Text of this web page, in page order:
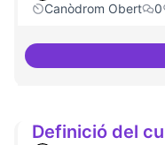
Canòdrom Obert
0
Definició del